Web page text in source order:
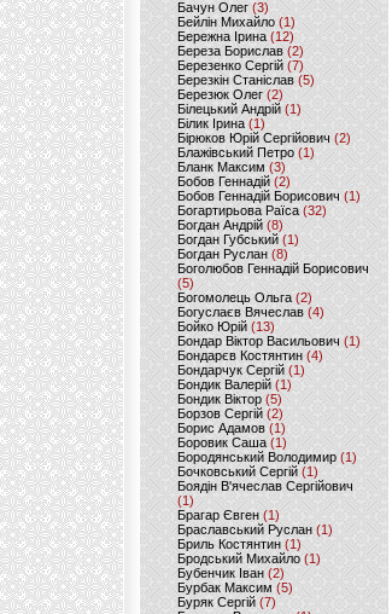
Бачун Олег (3)
Бейлін Михайло (1)
Бережна Ірина(12)
Береза Борислав(2)
Березенко Сергій (7)
Березкін Станіслав (5)
Березюк Олег(2)
Білецький Андрій (1)
Білик Ірина (1)
Бірюков Юрій Сергійович (2)
Блажівський Петро (1)
Бланк Максим(3)
Бобов Геннадій (2)
Бобов Геннадій Борисович (1)
Богартирьова Раїса (32)
Богдан Андрій(8)
Богдан Губський (1)
Богдан Руслан(8)
Боголюбов Геннадій Борисович
(5)
Богомолець Ольга (2)
Богуслаєв Вячеслав (4)
Бойко Юрій (13)
Бондар Віктор Васильович (1)
Бондарєв Костянтин (4)
Бондарчук Сергій(1)
Бондик Валерій (1)
Бондик Віктор(5)
Борзов Сергiй (2)
Борис Адамов(1)
Боровик Саша (1)
Бородянський Володимир (1)
Бочковський Сергій (1)
Боядін В'ячеслав Сергійович
(1)
Брагар Євген (1)
Браславський Руслан (1)
Бриль Костянтин (1)
Бродський Михайло (1)
Бубенчик Іван(2)
Бурбак Максим (5)
Буряк Сергій (7)